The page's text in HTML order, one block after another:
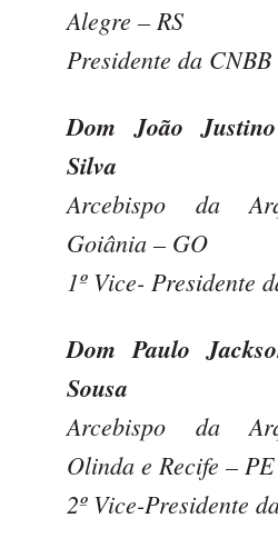
Alegre – RS
Presidente da CNBB
Dom João
Silva
Arcebispo da
Goiânia – GO
1º Vice- Presidente
Dom Paulo
Sousa
Arcebispo da
Olinda e Recife – PE
2º Vice-Presidente